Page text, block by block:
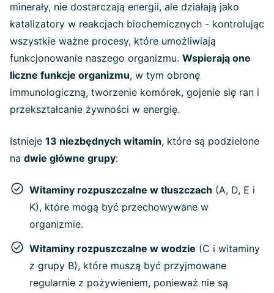
minerały, nie dostarczają energii, ale działają jako
katalizatory w reakcjach biochemicznych - kontrolując
wszystkie ważne procesy, które umożliwiają
funkcjonowanie naszego organizmu. Wspierają one
liczne funkcje organizmu, w tym obronę
immunologiczną, tworzenie komórek, gojenie się ran i
przekształcanie żywności w energię.
Istnieje 13 niezbędnych witamin, które są podzielone
na dwie główne grupy:
Witaminy rozpuszczalne w tłuszczach (A, D, E i
K), które mogą być przechowywane w
organizmie.
Witaminy rozpuszczalne w wodzie (C i witaminy
z grupy B), które muszą być przyjmowane
regularnie z pożywieniem, ponieważ nie są